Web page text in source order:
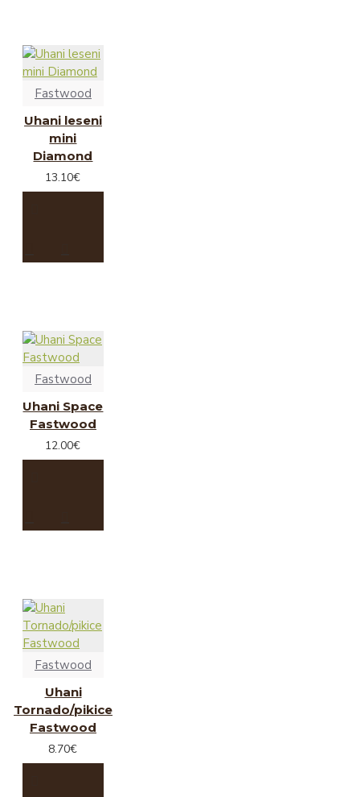
Fastwood
Uhani leseni
mini
Diamond
13.10€
Fastwood
Uhani Space
Fastwood
12.00€
Fastwood
Uhani
Tornado/pikice
Fastwood
8.70€